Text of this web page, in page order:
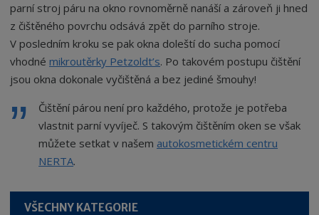
parní stroj páru na okno rovnoměrně nanáší a zároveň ji hned
z čištěného povrchu odsává zpět do parního stroje.
V posledním kroku se pak okna doleští do sucha pomocí
vhodné mikroutěrky Petzoldt’s. Po takovém postupu čištění
jsou okna dokonale vyčištěná a bez jediné šmouhy!
Čištění párou není pro každého, protože je potřeba
vlastnit parní vyvíječ. S takovým čištěním oken se však
můžete setkat v našem autokosmetickém centru
NERTA.
VŠECHNY KATEGORIE